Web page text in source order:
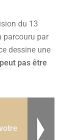
du 13
parcouru par
dessine une
pas être